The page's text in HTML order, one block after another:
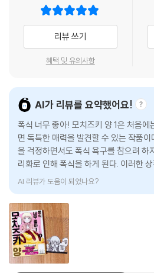
리뷰 쓰기
혜택 및 유의사항
AI가 리뷰를 요약했어요!
폭식 너무 좋아! 모치즈키 양 1은 처음에
면 독특한 매력을 발견할 수 있는 작품
을 걱정하면서도 폭식 욕구를 참으려 하
리화로 인해 폭식을 하게 된다. 이러한 상
차별화된 매력을 지니며, 모치즈키
AI 리뷰가 도움이 되었나요?